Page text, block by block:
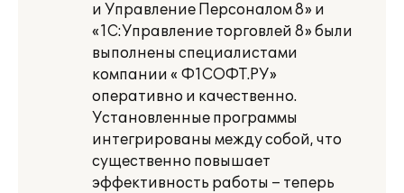
и Управление Персоналом 8» и
«1С:Управление торговлей 8» были
выполнены специалистами
компании « Ф1СОФТ.РУ»
оперативно и качественно.
Установленные программы
интегрированы между собой, что
существенно повышает
эффективность работы – теперь